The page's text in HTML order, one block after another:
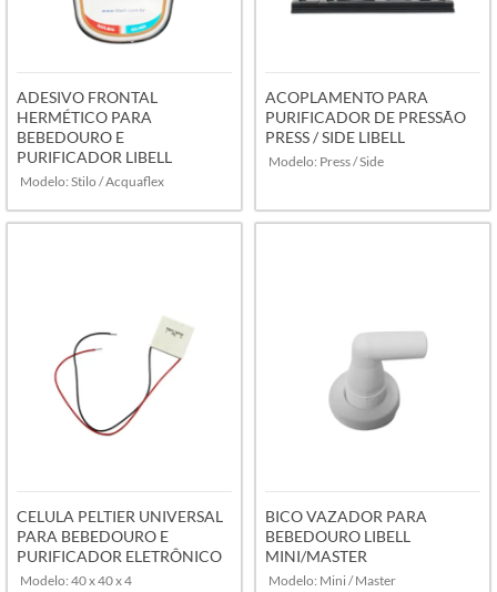
ADESIVO FRONTAL
HERMÉTICO PARA
BEBEDOURO E
PURIFICADOR LIBELL
Modelo: Stilo / Acquaflex
ACOPLAMENTO PARA
PURIFICADOR DE PRESSÃO
PRESS / SIDE LIBELL
Modelo: Press / Side
CELULA PELTIER UNIVERSAL
PARA BEBEDOURO E
PURIFICADOR ELETRÔNICO
Modelo: 40 x 40 x 4
BICO VAZADOR PARA
BEBEDOURO LIBELL
MINI/MASTER
Modelo: Mini / Master